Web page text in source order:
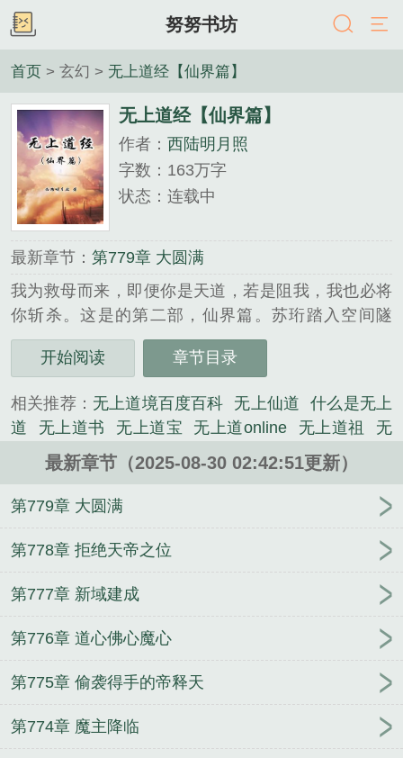
努努书坊
首页 > 玄幻 > 无上道经【仙界篇】
无上道经【仙界篇】
作者： 西陆明月照
字数：163万字
状态：连载中
最新章节： 第779章 大圆满
我为救母而来，即便你是天道，若是阻我，我也必将
你斩杀。这是的第二部，仙界篇。苏珩踏入空间隧
道，前往仙界救母，却阴差阳错的来到了一个破碎的
世界，一个天道残缺的世界，又莫名其妙的成为了斩
了斩天一途。十二个破碎的大陆，十二个残缺的天
道。苏珩如何将这些天道一一斩杀，又如何脱离这...
《无上道经【仙界篇】》...
幻类小说。
开始阅读 章节目录
相关推荐： 无上道境百度百科 无上仙道
什么是无上
道
无上道书 无上道宝 无上道online 无上道祖
无
上道玄尊 无上神道介绍 无上道圣
无上道神 全集
无上道心
无上神道简介
无上道祖百度百
科 无上道攻略
无上道境界划
什么叫无上道 无上道印
无
上神道百度百科 无上道境全文阅读
无上道火百度百
世
择天记
最新章节（2025-08-30 02:42:51更新）
第779章 大圆满
第778章 拒绝天帝之位
第777章 新域建成
第776章 道心佛心魔心
第775章 偷袭得手的帝释天
第774章 魔主降临